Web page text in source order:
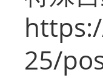
25/